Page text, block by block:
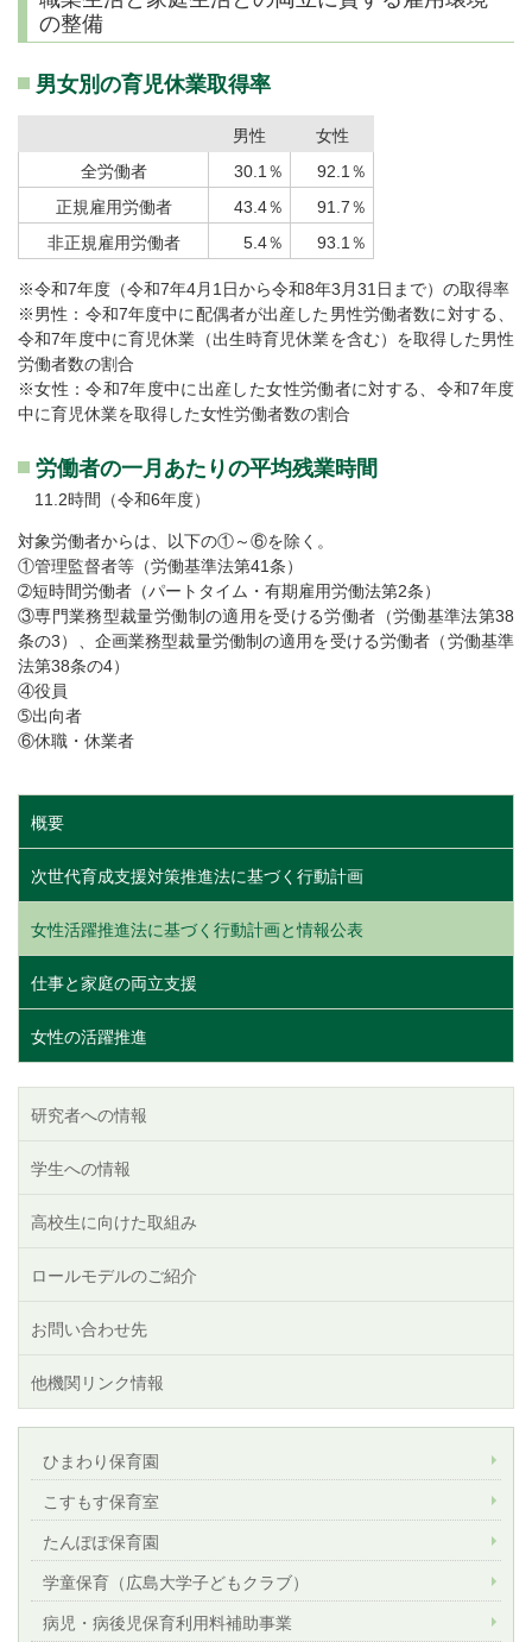
の整備
男女別の育児休業取得率
男性
女性
全労働者
30.1％
92.1％
正規雇用労働者
43.4％
91.7％
非正規雇用労働者
5.4％ 93.1％
※令和7年度（令和7年4月1日から令和8年3月31日まで）の取得率
※男性：令和7年度中に配偶者が出産した男性労働者数に対する、
令和7年度中に育児休業（出生時育児休業を含む）を取得した男性
労働者数の割合
※女性：令和7年度中に出産した女性労働者に対する、令和7年度
中に育児休業を取得した女性労働者数の割合
労働者の一月あたりの平均残業時間
11.2時間（令和6年度）
対象労働者からは、以下の①～⑥を除く。
①管理監督者等（労働基準法第41条）
➁短時間労働者（パートタイム・有期雇用労働法第2条）
③専門業務型裁量労働制の適用を受ける労働者（労働基準法第38
条の3）、企画業務型裁量労働制の適用を受ける労働者（労働基準
法第38条の4）
④役員
➄出向者
⑥休職・休業者
概要
次世代育成支援対策推進法に基づく行動計画
女性活躍推進法に基づく行動計画と情報公表
仕事と家庭の両立支援
女性の活躍推進
研究者への情報
学生への情報
高校生に向けた取組み
ロールモデルのご紹介
お問い合わせ先
他機関リンク情報
ひまわり保育園
こすもす保育室
たんぽぽ保育園
学童保育（広島大学子どもクラブ）
病児・病後児保育利用料補助事業